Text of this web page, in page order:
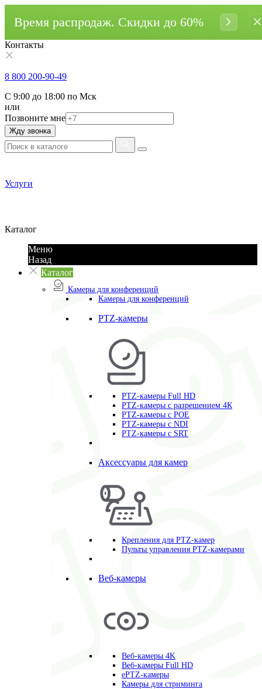
Время распродаж. Cкидки до 60%
Контакты
8 800 200-90-49
С 9:00 до 18:00 по Мск
или
Позвоните мне
Жду звонка
Услуги
Каталог
Меню
Назад
Каталог
Камеры для конференций
Камеры для конференций
PTZ-камеры
PTZ-камеры Full HD
PTZ-камеры с разрешением 4К
PTZ-камеры с POE
PTZ-камеры c NDI
PTZ-камеры с SRT
Аксессуары для камер
Крепления для PTZ-камер
Пульты управления PTZ-камерами
Веб-камеры
Веб-камеры 4K
Веб-камеры Full HD
ePTZ-камеры
Камеры для стриминга